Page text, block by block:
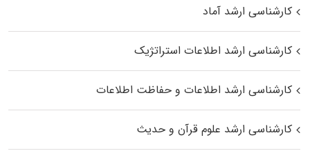
کارشناسی ارشد آماد
کارشناسی ارشد اطلاعات استراتژیک
کارشناسی ارشد اطلاعات و حفاظت اطلاعات
کارشناسی ارشد علوم قرآن و حدیث